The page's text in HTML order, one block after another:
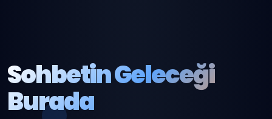
Sohbetin Geleceği
Burada